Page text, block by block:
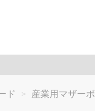
ド > 産業用マザー